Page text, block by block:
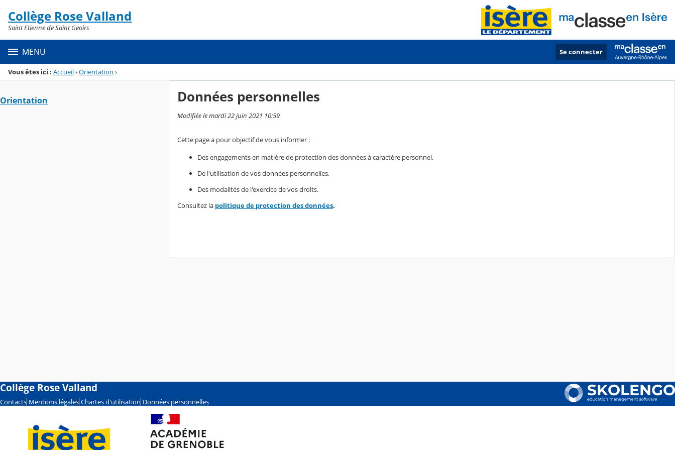
Menu de la rubrique
Contenu
Collège Rose Valland
Saint Etienne de Saint Geoirs
MENU Se connecter
Vous êtes ici : Accueil›Orientation ›
Orientation Données personnelles
Modifiée le mardi 22 juin 2021 10:59
Cette page a pour objectif de vous informer :
Des engagements en matière de protection des données à caractère personnel,
De l'utilisation de vos données personnelles,
Des modalités de l'exercice de vos droits.
Consultez la politique de protection des données.
Collège Rose Valland
Contacts Mentions légales Chartes d'utilisation Données personnelles